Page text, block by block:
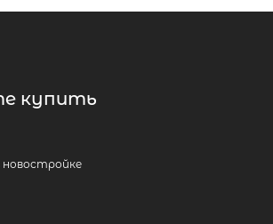
купить
новостройке